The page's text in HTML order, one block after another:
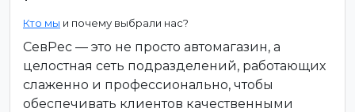
Кто мы и почему выбрали нас?
СевРес — это не просто автомагазин, а
целостная сеть подразделений, работающих
слаженно и профессионально, чтобы
обеспечивать клиентов качественными